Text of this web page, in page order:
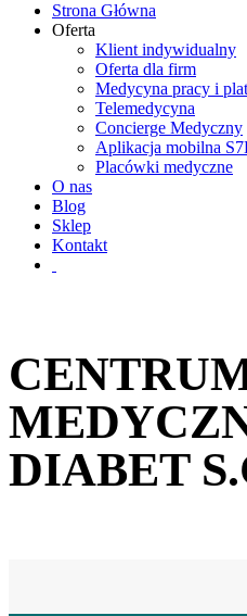
Strona Główna
Oferta
Klient indywidualny
Oferta dla firm
Medycyna pracy i
Telemedycyna
Concierge Medyczny
Aplikacja mobilna
Placówki medyczne
O nas
Blog
Sklep
Kontakt
DIABET